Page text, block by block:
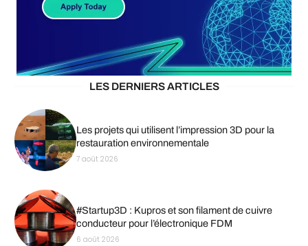
LES DERNIERS ARTICLES
Les projets qui utilisent l’impression 3D pour la
restauration environnementale
7 août 2026
#Startup3D : Kupros et son filament de cuivre
conducteur pour l’électronique FDM
6 août 2026